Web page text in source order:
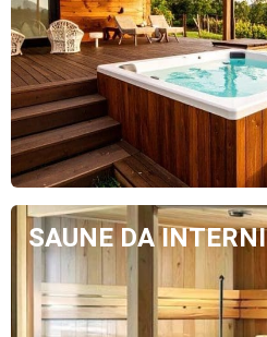
SAUNE DA INTERNI